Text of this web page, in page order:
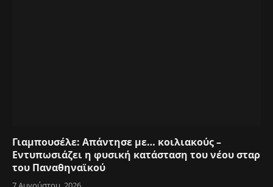
Γιαμπουσέλε: Απάντησε με… κοιλιακούς –
Εντυπωσιάζει η φυσική κατάσταση του νέου σταρ
του Παναθηναϊκού